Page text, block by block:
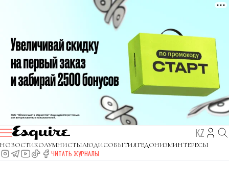
KZ
НОВОСТИКОЛУМНИСТЫЛЮДИСОБЫТИЯГЕДОНИЗМИНТЕРЕСЫ
ЧИТАТЬ ЖУРНАЛЫ